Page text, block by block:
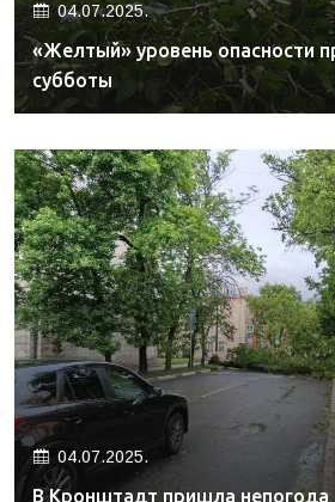
04.07.2025.
«Желтый» уровень опасности
субботы
04.07.2025.
В Кронштадт пришла непогода